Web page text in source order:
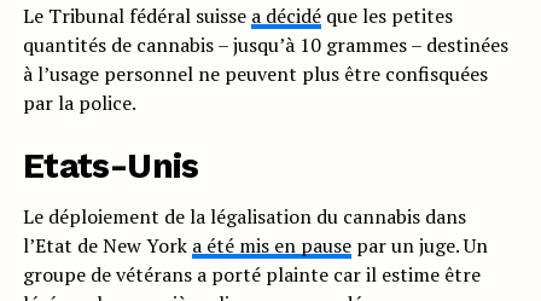
Le Tribunal fédéral suisse a décidéque les petites
quantités de cannabis – jusqu’à 10 grammes – destinées
à l’usage personnel ne peuvent plus être confisquées
par la police.
Etats-Unis
Le déploiement de la légalisation du cannabis dans
l’Etat de New York a été mis en pausepar un juge. Un
groupe de vétérans a porté plainte car il estime être